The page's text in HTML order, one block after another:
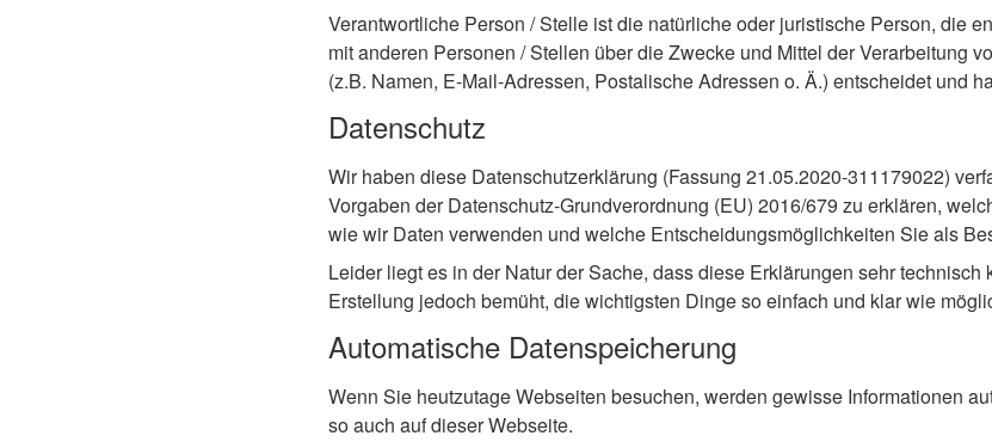
Verantwortliche Person / Stelle ist die natürliche oder juristische Person, die
mit anderen Personen / Stellen über die Zwecke und Mittel der Verarbeitung
(z.B. Namen, E-Mail-Adressen, Postalische Adressen o. Ä.) entscheidet und
Datenschutz
Wir haben diese Datenschutzerklärung (Fassung 21.05.2020-311179022)
Vorgaben derDatenschutz-Grundverordnung (EU) 2016/679 zu erklären,
wie wir Daten verwenden und welche Entscheidungsmöglichkeiten Sie als
Leider liegt es in der Natur der Sache, dass diese Erklärungen sehr
Erstellung jedoch bemüht, die wichtigsten Dinge so einfach und klar wie
Automatische Datenspeicherung
Wenn Sie heutzutage Webseiten besuchen, werden gewisse Informationen
so auch auf dieser Webseite.